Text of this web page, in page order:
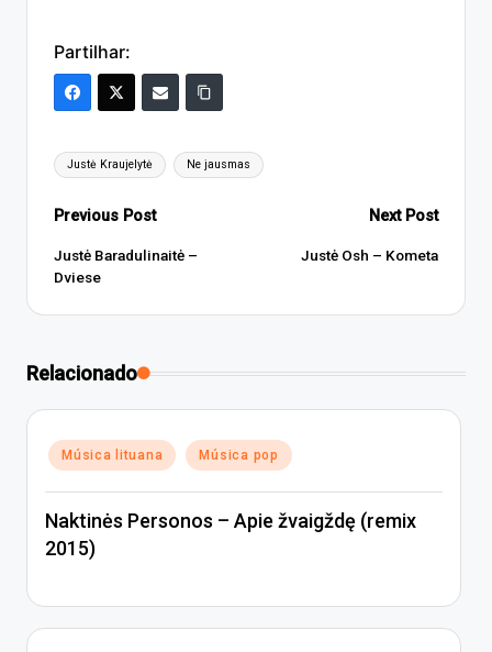
Partilhar:
Tags:
Justė Kraujelytė Ne jausmas
Post
navigation
Previous Post
Justė Baradulinaitė –
Dviese
Next Post
Justė Osh – Kometa
Relacionado
Posted
in
Música lituana Música pop
Naktinės Personos – Apie žvaigždę (remix
2015)